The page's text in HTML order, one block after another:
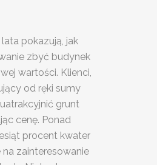
lata pokazują, jak
zbyć budynek
wartości. Klienci,
od ręki sumy
grunt
cenę. Ponad
procent kwater
zainteresowanie